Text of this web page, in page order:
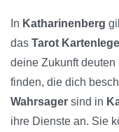
In Katharinenberg
das Tarot
deine Zukunft
finden, die dich
Wahrsager sind in
ihre Dienste an. Sie